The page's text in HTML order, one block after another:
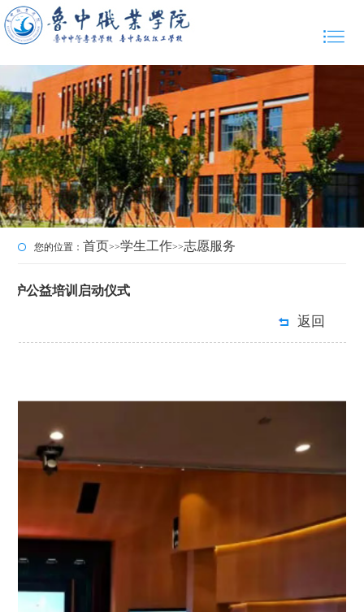
您的位置： 首页>>学生工作>>志愿服务
护公益培训启动仪式
返回